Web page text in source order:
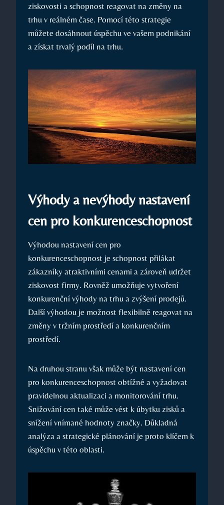
ziskovosti a schopnost reagovat na změny na
trhu v reálném čase. Pomocí této strategie
můžete dosáhnout úspěchu ve vašem podnikání
a získat trvalý podíl na trhu.
Výhody a nevýhody nastavení
cen pro konkurenceschopnost
Výhodou nastavení cen pro
konkurenceschopnost je schopnost přilákat
zákazníky atraktivními cenami a zároveň udržet
ziskovost firmy. Rovněž umožňuje vytvoření
konkurenční výhody na trhu a zvýšení prodejů.
Další výhodou je možnost flexibilně reagovat na
změny v tržním prostředí a konkurenčním
prostředí.
Na druhou stranu však může být nastavení cen
pro konkurenceschopnost obtížné a vyžadovat
pravidelnou aktualizaci a monitorování trhu.
Snižování cen také může vést k úbytku zisků a
snížení vnímané hodnoty značky. Důkladná
analýza a strategické plánování je proto klíčem k
úspěchu v této oblasti.